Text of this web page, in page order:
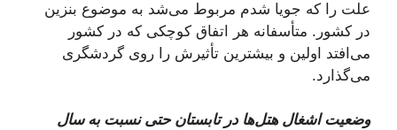
علت را که جویا شدم مربوط می‌شد به موضوع بنزین
در کشور. متأسفانه هر اتفاق کوچکی که در کشور
می‌افتد اولین و بیشترین تأثیرش را روی گردشگری
می‌گذارد.
وضعیت اشغال هتل‌ها در تابستان حتی نسبت به سال